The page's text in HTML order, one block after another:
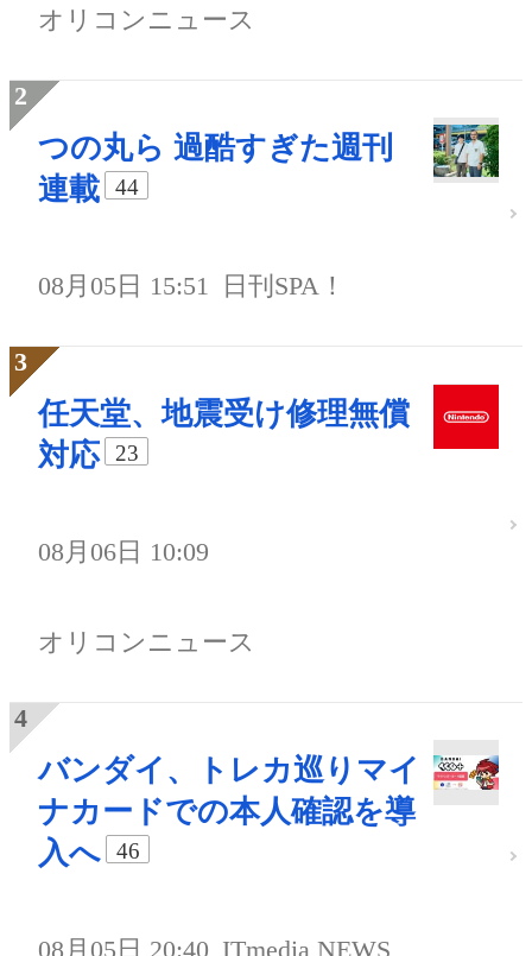
オリコンニュース
つの丸ら 過酷すぎた週刊
連載
44
08月05日 15:51 日刊SPA！
任天堂、地震受け修理無償
対応
23
08月06日 10:09
オリコンニュース
バンダイ、トレカ巡りマイ
ナカードでの本人確認を導
入へ
46
08月05日 20:40 ITmedia NEWS